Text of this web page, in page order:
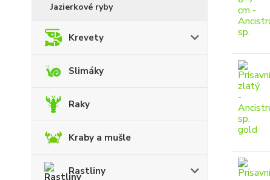
Jazierkové ryby
Krevety
Slimáky
Raky
Kraby a mušle
Rastliny